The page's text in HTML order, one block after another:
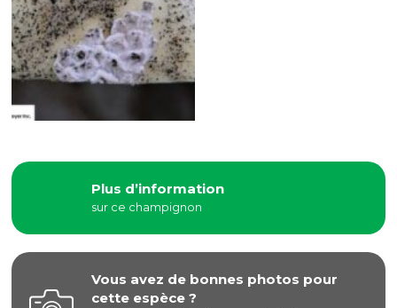
Plus d’information
sur ce champignon
Vous avez de bonnes photos pour
cette espèce ?